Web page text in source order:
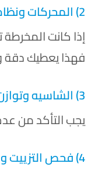
2) المحركات ونظام الحركة
إذا كانت
فهذا يعطيك دقة
3) الشاسيه وتوازن الماكينة
يجب التأكد من
4) فحص التزييت والتبريد